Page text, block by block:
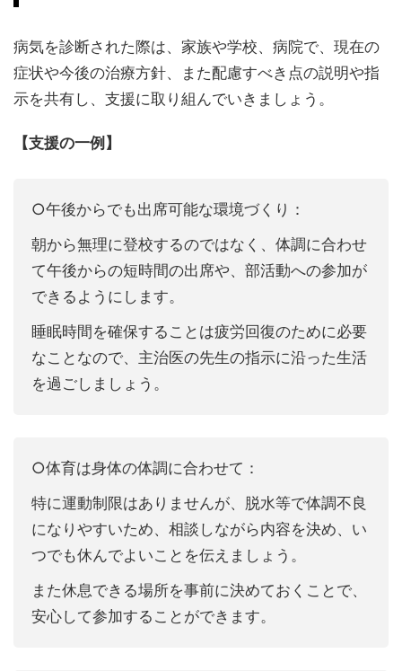
病気を診断された際は、家族や学校、病院で、現在の
症状や今後の治療方針、また配慮すべき点の説明や指
示を共有し、支援に取り組んでいきましょう。
【支援の一例】
○午後からでも出席可能な環境づくり：
朝から無理に登校するのではなく、体調に合わせ
て午後からの短時間の出席や、部活動への参加が
できるようにします。
睡眠時間を確保することは疲労回復のために必要
なことなので、主治医の先生の指示に沿った生活
を過ごしましょう。
○体育は身体の体調に合わせて：
特に運動制限はありませんが、脱水等で体調不良
になりやすいため、相談しながら内容を決め、い
つでも休んでよいことを伝えましょう。
また休息できる場所を事前に決めておくことで、
安心して参加することができます。